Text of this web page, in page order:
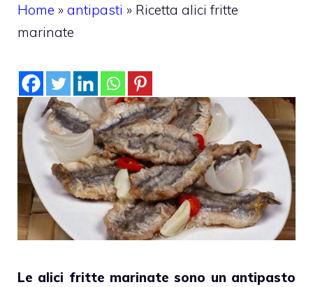
Home » antipasti » Ricetta alici fritte
marinate
Le alici fritte marinate sono un antipasto